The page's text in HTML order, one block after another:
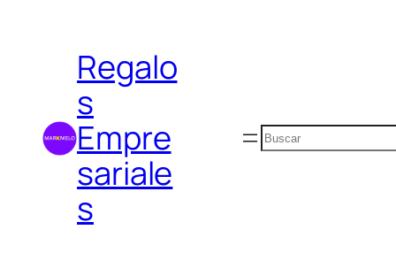
contenidoRegalo
s
Empre
sariale
s
Buscar